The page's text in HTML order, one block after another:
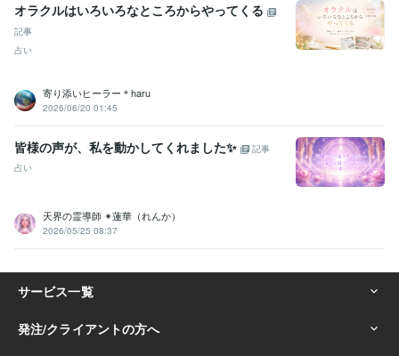
オラクルはいろいろなところからやってくる
記事
占い
寄り添いヒーラー＊haru
2026/06/20 01:45
皆様の声が、私を動かしてくれました✨
記事
占い
天界の霊導師 ✴︎蓮華（れんか）
2026/05/25 08:37